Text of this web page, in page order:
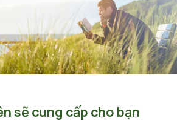
sẽ cung cấp cho bạn